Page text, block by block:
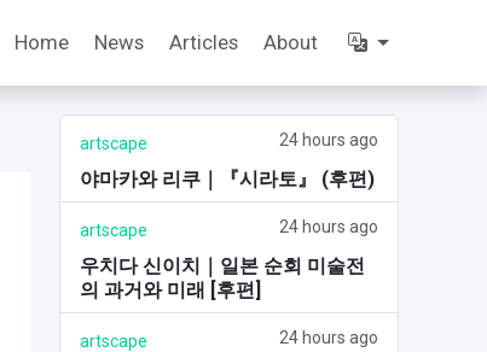
Home News Articles About
artscape 24 hours ago
야마카와 리쿠｜『시라토』 (후편)
artscape 24 hours ago
우치다 신이치｜일본 순회 미술전
의 과거와 미래 [후편]
artscape 24 hours ago